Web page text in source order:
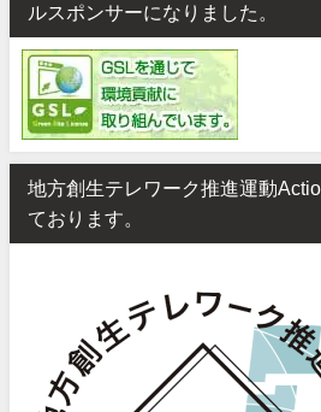
ルスポンサーになりました。
地方創生テレワーク推進運動
ております。